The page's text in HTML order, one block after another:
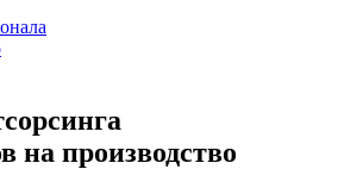
на производство